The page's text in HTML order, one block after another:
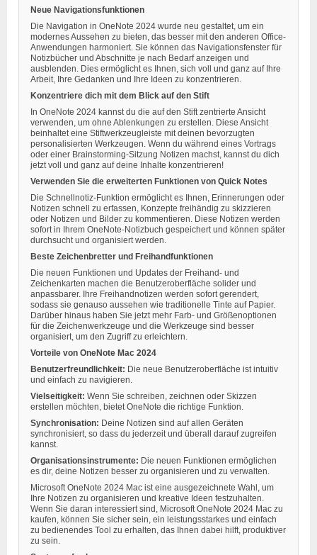
Neue Navigationsfunktionen
Die Navigation in OneNote 2024 wurde neu gestaltet, um ein
modernes Aussehen zu bieten, das besser mit den anderen Office-
Anwendungen harmoniert. Sie können das Navigationsfenster für
Notizbücher und Abschnitte je nach Bedarf anzeigen und
ausblenden. Dies ermöglicht es Ihnen, sich voll und ganz auf Ihre
Arbeit, Ihre Gedanken und Ihre Ideen zu konzentrieren.
Konzentriere dich mit dem Blick auf den Stift
In OneNote 2024 kannst du die auf den Stift zentrierte Ansicht
verwenden, um ohne Ablenkungen zu erstellen. Diese Ansicht
beinhaltet eine Stiftwerkzeugleiste mit deinen bevorzugten
personalisierten Werkzeugen. Wenn du während eines Vortrags
oder einer Brainstorming-Sitzung Notizen machst, kannst du dich
jetzt voll und ganz auf deine Inhalte konzentrieren!
Verwenden Sie die erweiterten Funktionen von Quick Notes
Die Schnellnotiz-Funktion ermöglicht es Ihnen, Erinnerungen oder
Notizen schnell zu erfassen, Konzepte freihändig zu skizzieren
oder Notizen und Bilder zu kommentieren. Diese Notizen werden
sofort in Ihrem OneNote-Notizbuch gespeichert und können später
durchsucht und organisiert werden.
Beste Zeichenbretter und Freihandfunktionen
Die neuen Funktionen und Updates der Freihand- und
Zeichenkarten machen die Benutzeroberfläche solider und
anpassbarer. Ihre Freihandnotizen werden sofort gerendert,
sodass sie genauso aussehen wie traditionelle Tinte auf Papier.
Darüber hinaus haben Sie jetzt mehr Farb- und Größenoptionen
für die Zeichenwerkzeuge und die Werkzeuge sind besser
organisiert, um den Zugriff zu erleichtern.
Vorteile von OneNote Mac 2024
Benutzerfreundlichkeit: Die neue Benutzeroberfläche ist intuitiv
und einfach zu navigieren.
Vielseitigkeit: Wenn Sie schreiben, zeichnen oder Skizzen
erstellen möchten, bietet OneNote die richtige Funktion.
Synchronisation: Deine Notizen sind auf allen Geräten
synchronisiert, so dass du jederzeit und überall darauf zugreifen
kannst.
Organisationsinstrumente: Die neuen Funktionen ermöglichen
es dir, deine Notizen besser zu organisieren und zu verwalten.
Microsoft OneNote 2024 Mac ist eine ausgezeichnete Wahl, um
Ihre Notizen zu organisieren und kreative Ideen festzuhalten.
Wenn Sie daran interessiert sind, Microsoft OneNote 2024 Mac zu
kaufen, können Sie sicher sein, ein leistungsstarkes und einfach
zu bedienendes Tool zu erhalten, das Ihnen dabei hilft, produktiver
zu sein.